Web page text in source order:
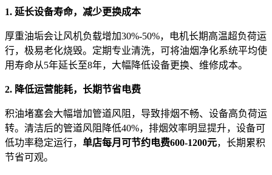
1. 延长设备寿命，减少更换成本
厚重油垢会让风机负载增加30%-50%，电机长期高温超负荷运
行，极易老化烧毁。定期专业清洗，可将油烟净化系统平均使
用寿命从5年延长至8年，大幅降低设备更换、维修成本。
2. 降低运营能耗，长期节省电费
积油堵塞会大幅增加管道风阻，导致排烟不畅、设备高负荷运
转。清洁后的管道风阻降低40%，排烟效率明显提升，设备可
低功率稳定运行， 单店每月可节约电费600-1200元，长期累积
节省可观。